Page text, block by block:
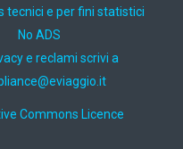
tecnici e per fini statistici
No ADS
e reclami scrivi a